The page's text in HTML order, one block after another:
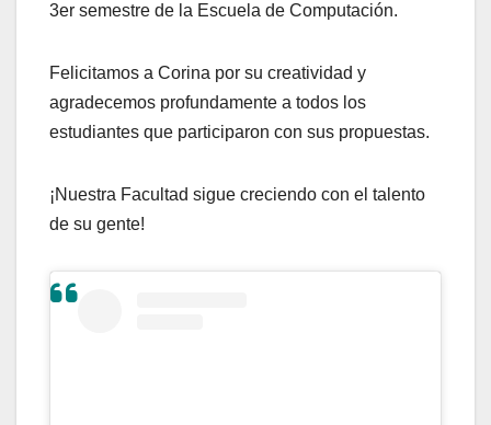
3er semestre de la Escuela de Computación.
Felicitamos a Corina por su creatividad y
agradecemos profundamente a todos los
estudiantes que participaron con sus propuestas.
¡Nuestra Facultad sigue creciendo con el talento
de su gente!